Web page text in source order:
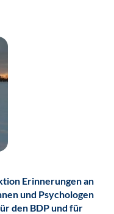
Erinnerungen an
und Psychologen
den BDP und für